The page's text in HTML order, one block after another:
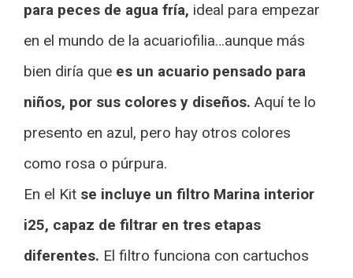
para peces de agua fría, ideal para empezar
en el mundo de la acuariofilia…aunque más
bien diría que es un acuario pensado para
niños, por sus colores y diseños. Aquí te lo
presento en azul, pero hay otros colores
como rosa o púrpura.
En el Kit se incluye un filtro Marina interior
i25, capaz de filtrar en tres etapas
diferentes. El filtro funciona con cartuchos